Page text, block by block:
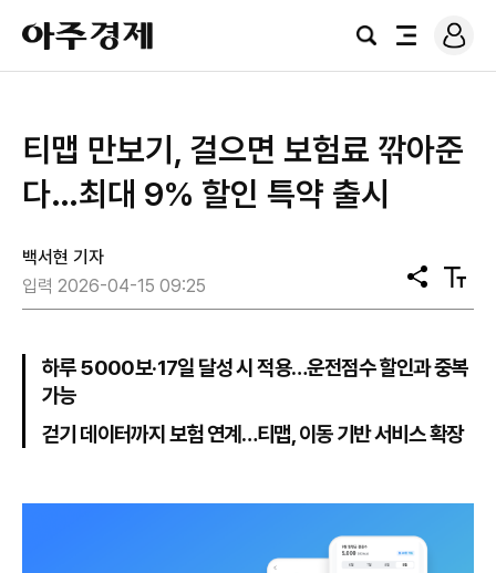
아
주
경
검
전
로
그
티맵 만보기, 걸으면 보험료 깎아준
다…최대 9% 할인 특약 출시
백서현 기자
입력 2026-04-15 09:25
공
유
텍
스
기
하루 5000보·17일 달성 시 적용…운전점수 할인과 중복
가능
걷기 데이터까지 보험 연계…티맵, 이동 기반 서비스 확장